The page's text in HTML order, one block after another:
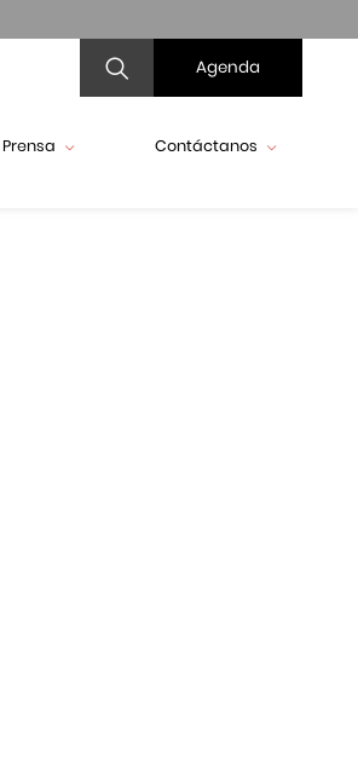
Agenda
Prensa Contáctanos